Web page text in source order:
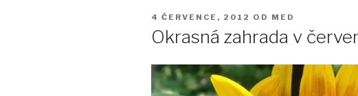
PUBLIKOVÁNO
4 ČERVENCE, 2012 OD MED
Okrasná zahrada v